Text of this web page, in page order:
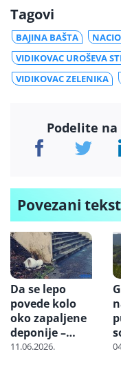
Tagovi
BAJINA BAŠTA
VIDIKOVAC UROŠEVA
VIDIKOVAC ZELENIKA
Podelite
Povezani
Da se lepo
povede kolo
oko zapaljene
deponije –
Srbija
11.06.2026.